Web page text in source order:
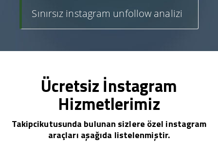
Sınırsız instagram unfollow analizi
Ücretsiz İnstagram
Hizmetlerimiz
Takipcikutusunda bulunan sizlere özel instagram
araçları aşağıda listelenmiştir.